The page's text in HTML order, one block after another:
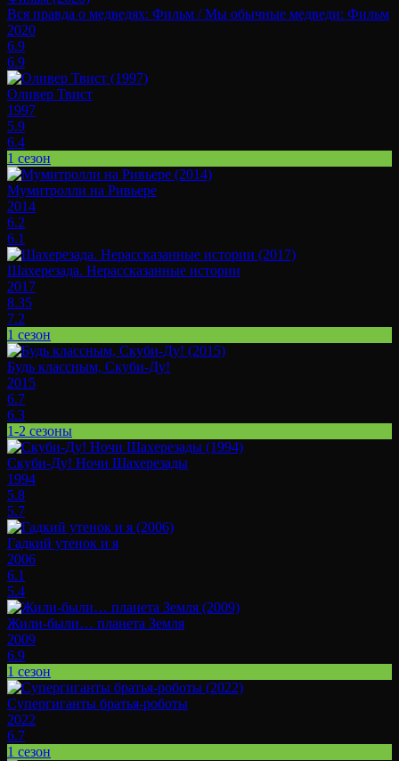
Вся правда о медведях: Фильм / Мы обычные медведи: Фильм
2020
6.9
6.9
Оливер Твист
1997
5.9
6.4
1 сезон
Мумитролли на Ривьере
2014
6.2
6.1
Шахерезада. Нерассказанные истории
2017
8.35
7.2
1 сезон
Будь классным, Скуби-Ду!
2015
6.7
6.3
1-2 сезоны
Скуби-Ду! Ночи Шахерезады
1994
5.8
5.7
Гадкий утенок и я
2006
6.1
5.4
Жили-были… планета Земля
2009
6.9
1 сезон
Супергиганты братья-роботы
2022
6.7
1 сезон